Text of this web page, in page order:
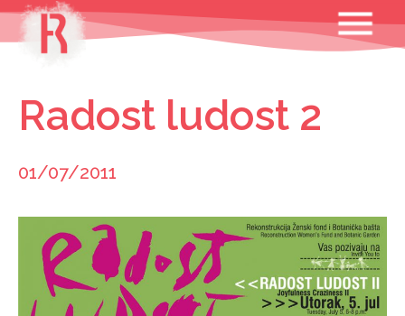
Skip
content
MENU
Radost ludost 2
01/07/2011